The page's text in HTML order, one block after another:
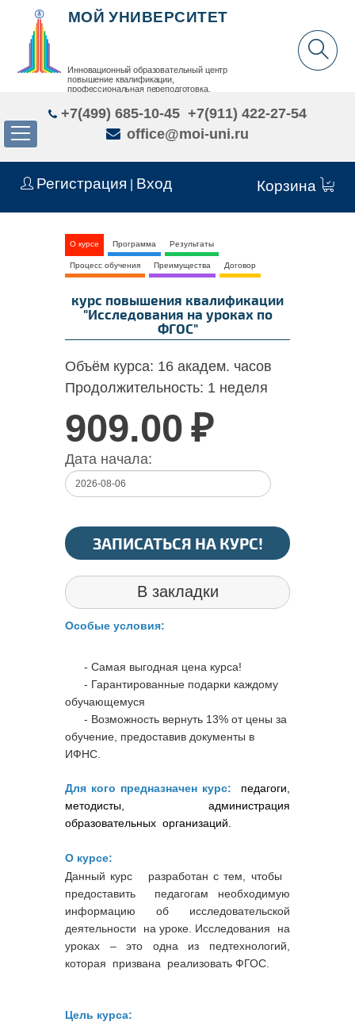
Регистрация Вход Корзина
МОЙ УНИВЕРСИТЕТ
Инновационный образовательный центр
повышение квалификации,
профессиональная переподготовка,
+7(499) 685-10-45 +7(911) 422-27-54
office@moi-uni.ru
О курсе Программа Результаты
Процесс обучения Преимущества Договор
курс повышения квалификации
"Исследования на уроках по
ФГОС"
Объём курса: 16 академ. часов
Продолжительность: 1 неделя
909.00 ₽
Дата начала:
ЗАПИСАТЬСЯ НА КУРС!
В закладки
Особые условия:
- Самая выгодная цена курса!
- Гарантированные подарки каждому
обучающемуся
- Возможность вернуть 13% от цены за
обучение, предоставив документы в
ИФНС.
Для кого предназначен курс:
педагоги,
методисты, администрация
образовательных организаций.
О курсе:
Данный курс разработан с тем, чтобы
предоставить педагогам необходимую
информацию об исследовательской
деятельности на уроке. Исследования на
уроках – это одна из педтехнологий,
которая призвана реализовать ФГОС.
Цель курса: